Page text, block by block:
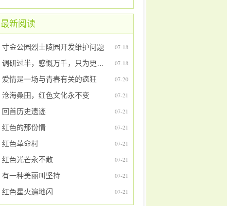
最新阅读
寸金公园烈士陵园开发维护问题 07-18
调研过半，感慨万千，只为更好前进 07-18
爱情是一场与青春有关的疯狂 07-20
沧海桑田，红色文化永不变 07-21
回首历史遗迹 07-21
红色的那份情 07-21
红色革命村 07-21
红色光芒永不散 07-21
有一种美丽叫坚持 07-21
红色星火遍地闪 07-21